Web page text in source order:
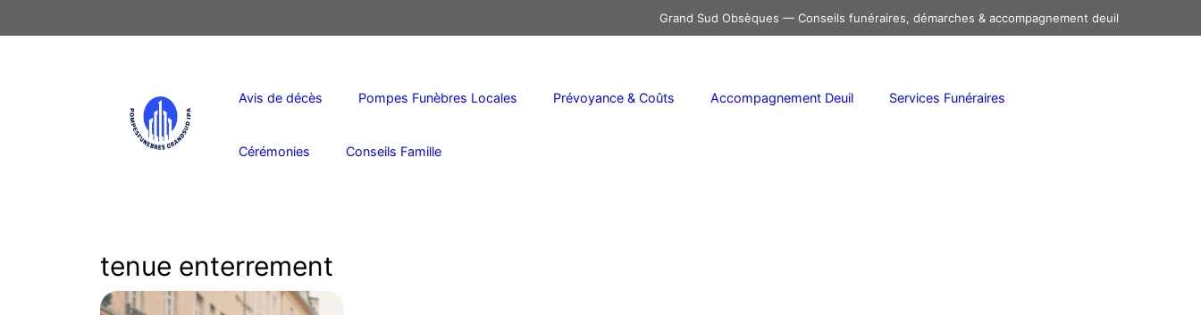
au
Grand Sud Obsèques — Conseils funéraires, démarches & accompagnement deuil
Avis de décès Pompes Funèbres Locales Prévoyance & Coûts Accompagnement Deuil Services Funéraires
Cérémonies Conseils Famille
tenue enterrement